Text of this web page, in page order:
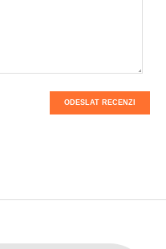
ODESLAT RECENZI